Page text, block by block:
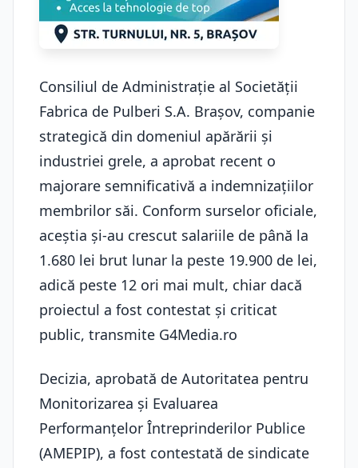
Consiliul de Administrație al Societății
Fabrica de Pulberi S.A. Brașov, companie
strategică din domeniul apărării și
industriei grele, a aprobat recent o
majorare semnificativă a indemnizațiilor
membrilor săi. Conform surselor oficiale,
aceștia și-au crescut salariile de până la
1.680 lei brut lunar la peste 19.900 de lei,
adică peste 12 ori mai mult, chiar dacă
proiectul a fost contestat și criticat
public, transmite G4Media.ro
Decizia, aprobată de Autoritatea pentru
Monitorizarea și Evaluarea
Performanțelor Întreprinderilor Publice
(AMEPIP), a fost contestată de sindicate